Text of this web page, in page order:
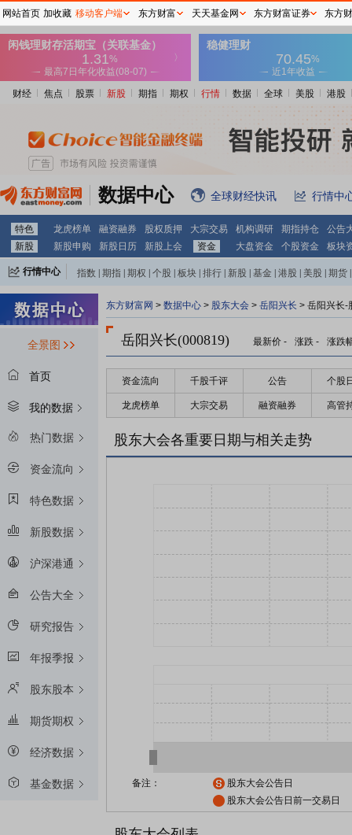
财经 焦点 股票 新股 期指 期权 行情 数据 全球 美股 港股
数据中心 全球财经快讯 行情中
特色 龙虎榜单 融资融券 股权质押 大宗交易 机构调研 期指持仓
公告
新股
新股申购 新股日历 新股上会 资金 大盘资金 个股资金 板块
行情中心 指数 期指 期权 个股 板块 排行 新股 基金 港股 美股 期货
全景图
首页
我的数据
热门数据
资金流向
特色数据
新股数据
沪深港通
公告大全
研究报告
年报季报
股东股本
期货期权
经济数据
基金数据
东方财富网 > 数据中心 > 股东大会 > 岳阳兴长 > 岳阳兴长-
岳阳兴长(000819) 最新价 - 涨跌 - 涨跌
资金流向 千股千评 公告 个股
龙虎榜单 大宗交易 融资融券 高管
股东大会各重要日期与相关走势
备注：
股东大会公告日
股东大会公告日前一交易日
网站首页 加收藏 移动客户端 东方财富 天天基金网 东方财富证券 东方